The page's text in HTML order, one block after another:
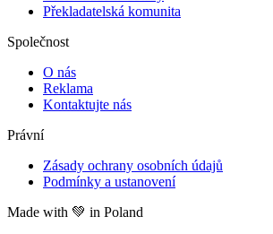
Překladatelská komunita
Společnost
O nás
Reklama
Kontaktujte nás
Právní
Zásady ochrany osobních údajů
Podmínky a ustanovení
Made with 💚 in Poland